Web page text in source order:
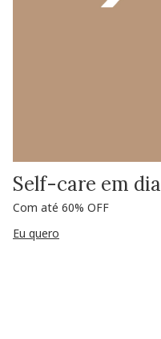
Self-care em dia
Com até 60% OFF
Eu quero